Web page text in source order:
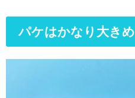
パケはかなり大きめ